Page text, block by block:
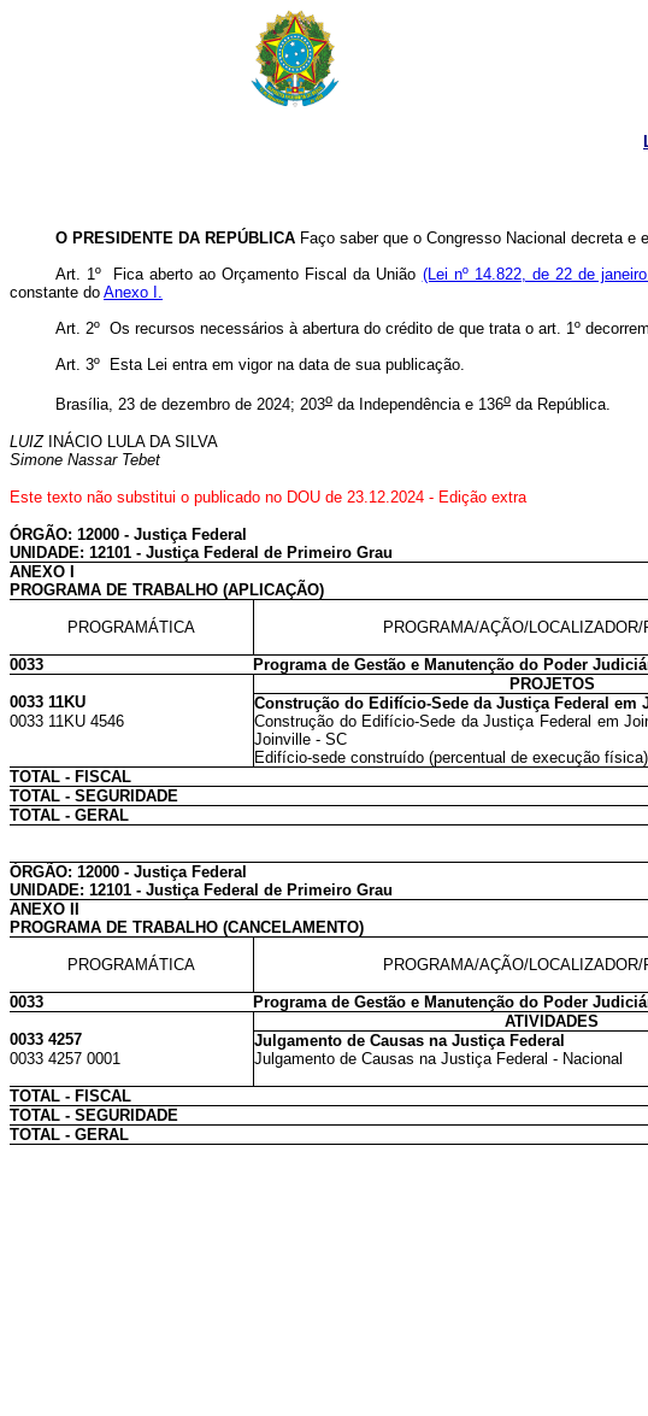
O PRESIDENTE DA REPÚBLICA Faço saber que o Congresso Nacional decreta e
Art. 1º
Fica aberto ao Orçamento Fiscal da União (Lei nº 14.822, de 22 de
constante do Anexo I.
Art. 2º Os recursos necessários à abertura do crédito de que trata o art. 1º
Art. 3º Esta Lei entra em vigor na data de sua publicação.
Brasília, 23 de dezembro de 2024; 203o da Independência e 136o da República.
LUIZINÁCIO LULA DA SILVA
Simone Nassar Tebet
Este texto não substitui o publicado no DOU de 23.12.2024 - Edição extra
ÓRGÃO: 12000 - Justiça Federal
UNIDADE: 12101 - Justiça Federal de Primeiro Grau
ANEXO I
PROGRAMA DE TRABALHO (APLICAÇÃO)
PROGRAMÁTICA PROGRAMA/AÇÃO/LOCALIZADOR/
0033 Programa de Gestão e Manutenção do Poder
PROJETOS
0033 11KU
Construção do Edifício-Sede da Justiça Federal em
0033 11KU 4546
Construção do Edifício-Sede da Justiça Federal em
Joinville - SC
Edifício-sede construído (percentual de execução
TOTAL - FISCAL
TOTAL - SEGURIDADE
TOTAL - GERAL
ÓRGÃO: 12000 - Justiça Federal
UNIDADE: 12101 - Justiça Federal de Primeiro Grau
ANEXO II
PROGRAMA DE TRABALHO (CANCELAMENTO)
PROGRAMÁTICA PROGRAMA/AÇÃO/LOCALIZADOR/
0033 Programa de Gestão e Manutenção do Poder
ATIVIDADES
0033 4257
Julgamento de Causas na Justiça Federal
0033 4257 0001
Julgamento de Causas na Justiça Federal - Nacional
TOTAL - FISCAL
TOTAL - SEGURIDADE
TOTAL - GERAL